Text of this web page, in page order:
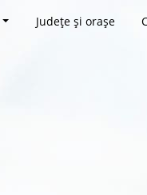
Județe și orașe